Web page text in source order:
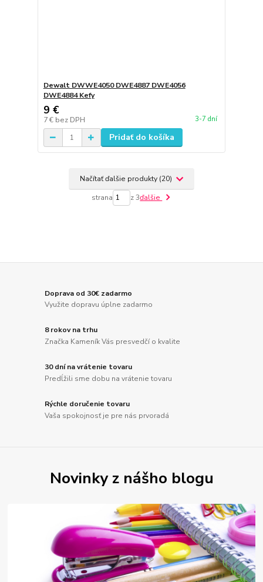
Dewalt DWWE4050 DWE4887 DWE4056
DWE4884 Kefy
9 €
7 € bez DPH 3-7 dní
Pridať do košíka
Načítať ďalšie produkty (20)
strana z 3ďalšie
Doprava od 30€ zadarmo
Využite dopravu úplne zadarmo
8 rokov na trhu
Značka Kameník Vás presvedčí o kvalite
30 dní na vrátenie tovaru
Predĺžili sme dobu na vrátenie tovaru
Rýchle doručenie tovaru
Vaša spokojnosť je pre nás prvoradá
Novinky z nášho blogu